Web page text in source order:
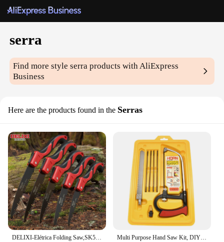
serra
Find more styleserra products with AliExpress
Business
Here are the products found in the Serras
DELIXI-Elétrica Folding Saw,SK5 Aço, um botão Design Folding, corte afiado, madeira, Camping, DIY, Jardim Saw, Árvore Chopper Faca Multi Purpose Hand Saw Kit, DIY Steel Saw, Metal Madeira, Vidro, 6 Lâminas, Carpintaria, Metalworking, Modelo Hobby Tool, 8in 1